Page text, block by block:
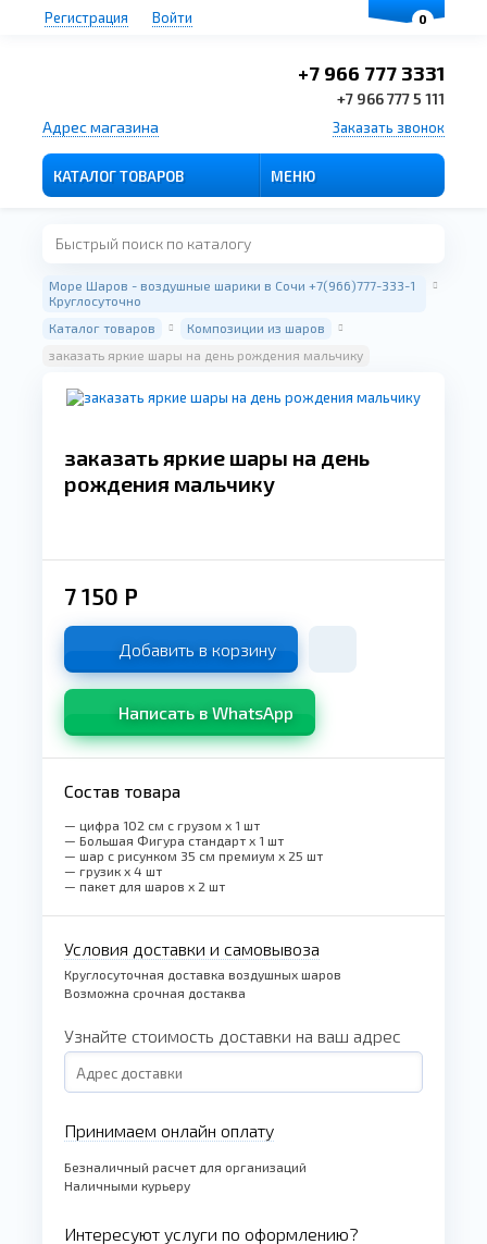
+7 966 777 3331
+7 966 777 5 111
Заказать звонок
Адрес магазина
Регистрация Войти
КАТАЛОГ ТОВАРОВ МЕНЮ
Море Шаров - воздушные шарики в Сочи +7(966)777-333-1
Круглосуточно
Каталог товаров
Композиции из шаров
заказать яркие шары на день рождения мальчику
заказать яркие шары на день
рождения мальчику
7 150 Р
Добавить в корзину
Написать в WhatsApp
Состав товара
— цифра 102 см с грузом x 1 шт
— Большая Фигура стандарт x 1 шт
— шар с рисунком 35 см премиум x 25 шт
— грузик x 4 шт
— пакет для шаров x 2 шт
Условия доставки и самовывоза
Круглосуточная доставка воздушных шаров
Возможна срочная достаква
Узнайте стоимость доставки на ваш адрес
Принимаем онлайн оплату
Безналичный расчет для организаций
Наличными курьеру
Интересуют услуги по оформлению?
0